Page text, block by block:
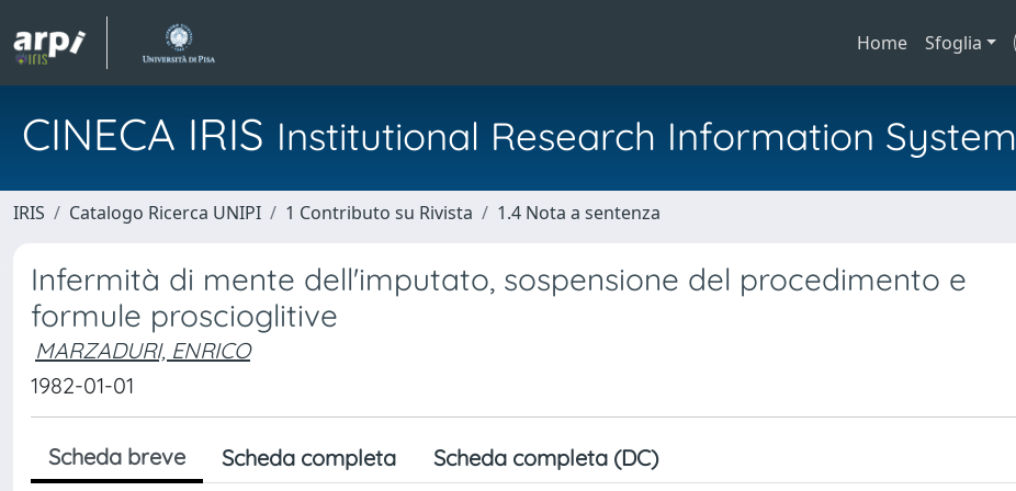
Home Sfoglia
CINECA IRIS Institutional Research Information System
IRIS Catalogo Ricerca UNIPI 1 Contributo su Rivista 1.4 Nota a sentenza
Infermità di mente dell'imputato, sospensione del procedimento e
formule proscioglitive
MARZADURI, ENRICO
1982-01-01
Scheda breve Scheda completa Scheda completa (DC)